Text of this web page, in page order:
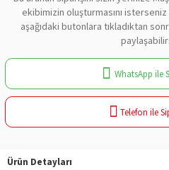
ekibimizin oluşturmasını
aşağıdaki butonlara tıkladıktan
WhatsApp ile
Telefon ile
Ürün Detayları